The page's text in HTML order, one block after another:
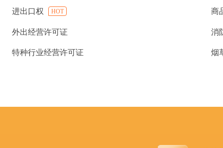
进出口权 HOT 商
外出经营许可证 消
特种行业经营许可证 烟